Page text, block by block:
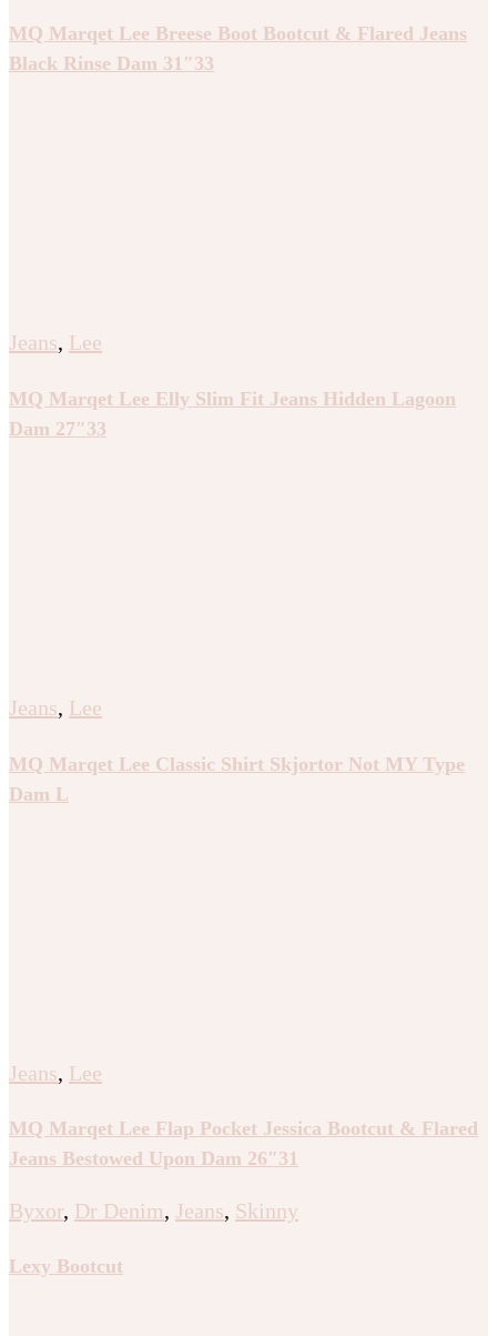
MQ Marqet Lee Breese Boot Bootcut & Flared Jeans
Black Rinse Dam 31″33
Jeans, Lee
MQ Marqet Lee Elly Slim Fit Jeans Hidden Lagoon
Dam 27″33
Jeans, Lee
MQ Marqet Lee Classic Shirt Skjortor Not MY Type
Dam L
Jeans, Lee
MQ Marqet Lee Flap Pocket Jessica Bootcut & Flared
Jeans Bestowed Upon Dam 26″31
Byxor, Dr Denim, Jeans, Skinny
Lexy Bootcut